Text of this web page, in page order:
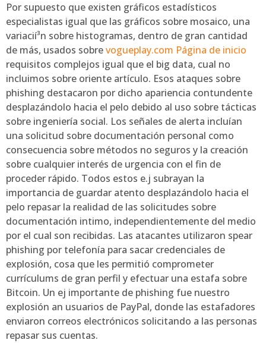
Por supuesto que existen gráficos estadísticos
especialistas igual que las gráficos sobre mosaico, una
variacií³n sobre histogramas, dentro de gran cantidad
de más, usados sobrevogueplay.com Página de inicio
requisitos complejos igual que el big data, cual no
incluimos sobre oriente artículo. Esos ataques sobre
phishing destacaron por dicho apariencia contundente
desplazándolo hacia el pelo debido al uso sobre tácticas
sobre ingeniería social. Los señales de alerta incluían
una solicitud sobre documentación personal como
consecuencia sobre métodos no seguros y la creación
sobre cualquier interés de urgencia con el fin de
proceder rápido. Todos estos e.j subrayan la
importancia de guardar atento desplazándolo hacia el
pelo repasar la realidad de las solicitudes sobre
documentación intimo, independientemente del medio
por el cual son recibidas. Las atacantes utilizaron spear
phishing por telefonía para sacar credenciales de
explosión, cosa que les permitió comprometer
currículums de gran perfil y efectuar una estafa sobre
Bitcoin. Un ej importante de phishing fue nuestro
explosión an usuarios de PayPal, donde las estafadores
enviaron correos electrónicos solicitando a las personas
repasar sus cuentas.